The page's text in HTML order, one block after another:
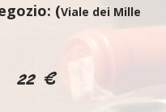
(Viale dei Mille
22 €